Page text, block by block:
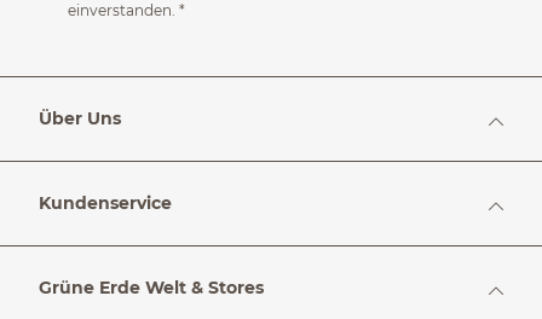
einverstanden. *
Über Uns
Kundenservice
Grüne Erde Welt & Stores